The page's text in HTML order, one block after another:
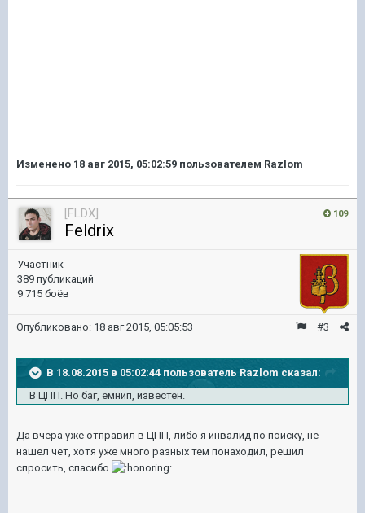
Изменено 18 авг 2015, 05:02:59 пользователем Razlom
109
[FLDX]
Feldrix
Участник
389 публикаций
9 715 боёв
#3
Опубликовано: 18 авг 2015, 05:05:53
В 18.08.2015 в 05:02:44 пользователь Razlom сказал:
В ЦПП. Но баг, емнип, известен.
Да вчера уже отправил в ЦПП, либо я инвалид по поиску, не
нашел чет, хотя уже много разных тем понаходил, решил
спросить, спасибо.